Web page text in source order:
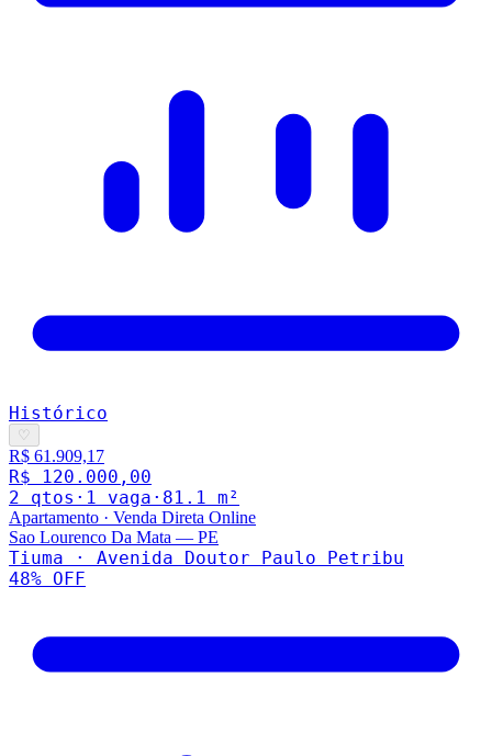
Histórico
♡
R$ 61.909,17
R$ 120.000,00
2 qtos · 1 vaga · 81.1 m²
Apartamento · Venda Direta Online
Sao Lourenco Da Mata — PE
Tiuma · Avenida Doutor Paulo Petribu
48% OFF